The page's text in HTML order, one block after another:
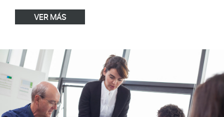
VER MÁS